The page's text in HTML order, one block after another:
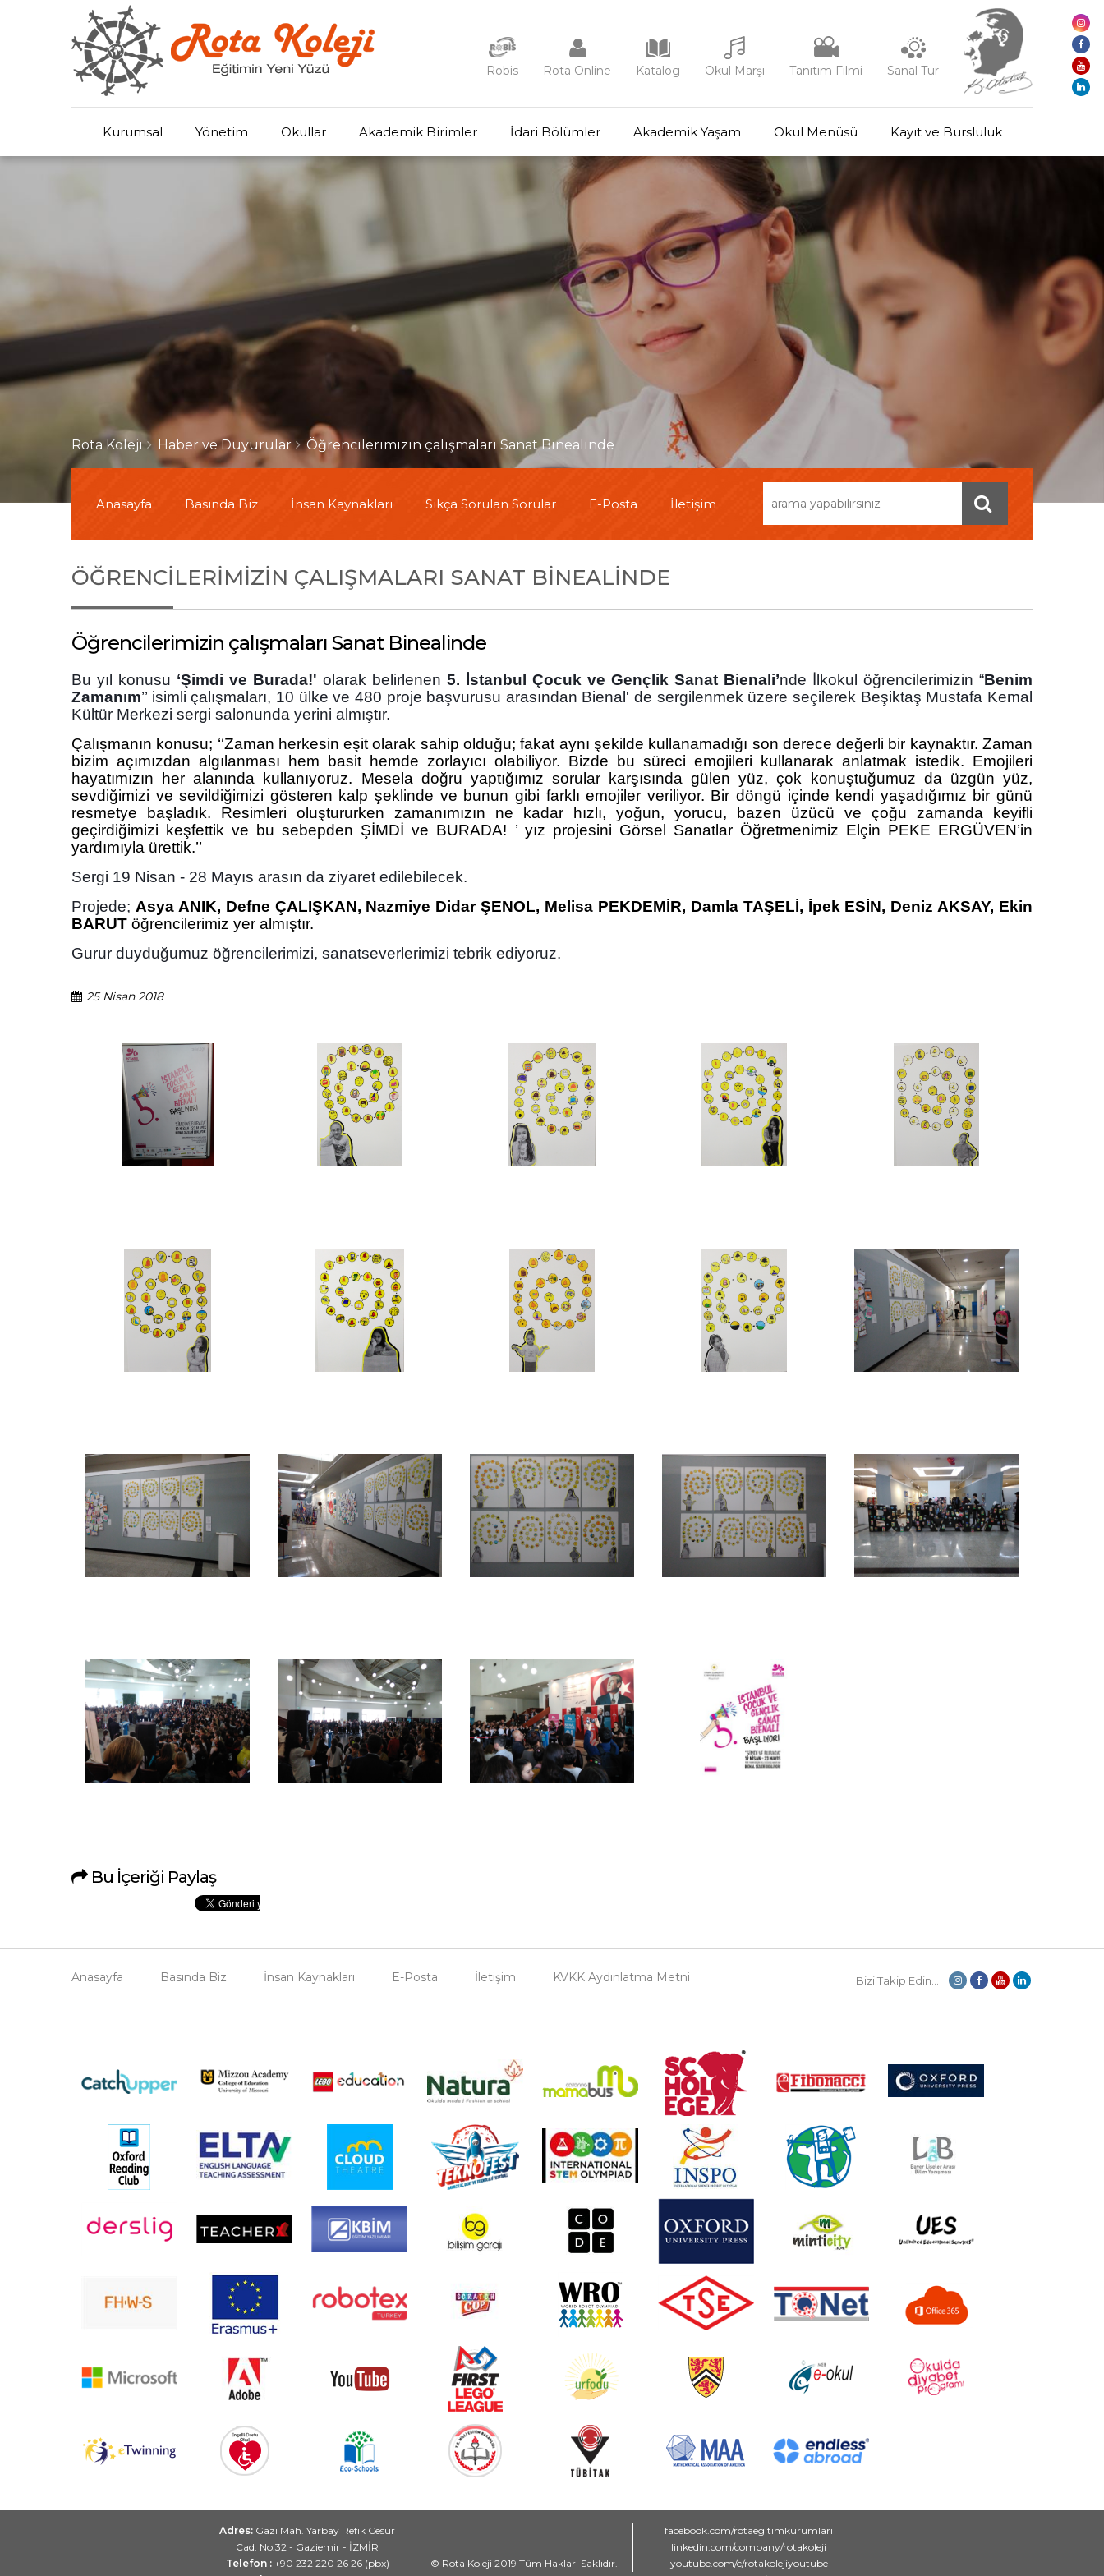
Robis Rota Online Katalog Okul Marşı Tanıtım Filmi Sanal Tur
Kurumsal Yönetim Okullar Akademik Birimler İdari Bölümler Akademik Yaşam Okul Menüsü Kayıt ve Bursluluk
Rota Koleji Haber ve Duyurular Öğrencilerimizin çalışmaları Sanat Binealinde
Anasayfa Basında Biz İnsan Kaynakları Sıkça Sorulan Sorular E-Posta İletişim
ÖĞRENCILERIMIZIN ÇALIŞMALARI SANAT BINEALINDE
Öğrencilerimizin çalışmaları Sanat Binealinde
Bu yıl konusu ‘Şimdi ve Burada!' olarak belirlenen 5. İstanbul Çocuk ve Gençlik Sanat Bienali’nde İlkokul öğrencilerimizin “Benim
Zamanım’’ isimli çalışmaları, 10 ülke ve 480 proje başvurusu arasından Bienal' de sergilenmek üzere seçilerek Beşiktaş Mustafa Kemal
Kültür Merkezi sergi salonunda yerini almıştır.
Çalışmanın konusu; ‘‘Zaman herkesin eşit olarak sahip olduğu; fakat aynı şekilde kullanamadığı son derece değerli bir kaynaktır. Zaman
bizim açımızdan algılanması hem basit hemde zorlayıcı olabiliyor. Bizde bu süreci emojileri kullanarak anlatmak istedik. Emojileri
hayatımızın her alanında kullanıyoruz. Mesela doğru yaptığımız sorular karşısında gülen yüz, çok konuştuğumuz da üzgün yüz,
sevdiğimizi ve sevildiğimizi gösteren kalp şeklinde ve bunun gibi farklı emojiler veriliyor. Bir döngü içinde kendi yaşadığımız bir günü
resmetye başladık. Resimleri oluştururken zamanımızın ne kadar hızlı, yoğun, yorucu, bazen üzücü ve çoğu zamanda keyifli
geçirdiğimizi keşfettikve bu sebepden ŞİMDİ ve BURADA! ’ yız projesini Görsel Sanatlar Öğretmenimiz Elçin PEKE ERGÜVEN’in
yardımıyla ürettik.’’
Sergi 19 Nisan - 28 Mayıs arasın da ziyaret edilebilecek.
Projede; Asya ANIK, Defne ÇALIŞKAN, Nazmiye Didar ŞENOL, Melisa PEKDEMİR, Damla TAŞELİ, İpek ESİN, Deniz AKSAY, Ekin
BARUT öğrencilerimiz yer almıştır.
Gurur duyduğumuz öğrencilerimizi, sanatseverlerimizi tebrik ediyoruz.
25 Nisan 2018
Bu İçeriği Paylaş
Anasayfa Basında Biz İnsan Kaynakları E-Posta İletişim KVKK Aydınlatma Metni Bizi Takip Edin...
Adres: Gazi Mah. Yarbay Refik Cesur
Cad. No:32 - Gaziemir - İZMİR
Telefon : +90 232 220 26 26 (pbx)
© Rota Koleji 2019 Tüm Hakları Saklıdır.
facebook.com/rotaegitimkurumlari
linkedin.com/company/rotakoleji
youtube.com/c/rotakolejiyoutube